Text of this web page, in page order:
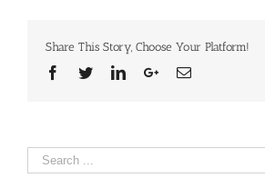
Share This Story, Choose Your Platform!
Facebook
TwitterLinkedinGoogle+Email